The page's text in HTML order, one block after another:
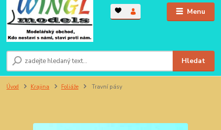
Menu
Hledat
Úvod Krajina Foliáže Travní pásy